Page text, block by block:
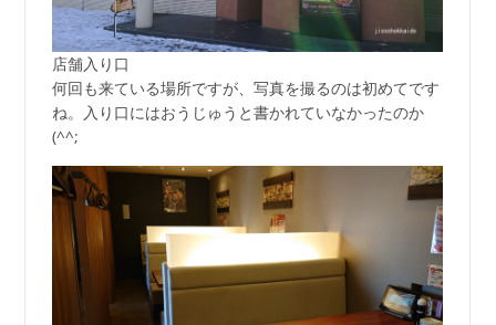
店舗入り口
何回も来ている場所ですが、写真を撮るのは初めてです
ね。入り口にはおうじゅうと書かれていなかったのか
(^^;